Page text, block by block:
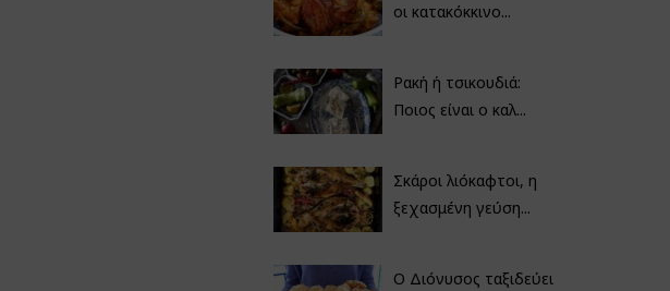
οι κατακόκκινο...
Ρακή ή τσικουδιά:
Ποιος είναι ο καλ...
Σκάροι λιόκαφτοι, η
ξεχασμένη γεύση...
Ο Διόνυσος ταξιδεύει